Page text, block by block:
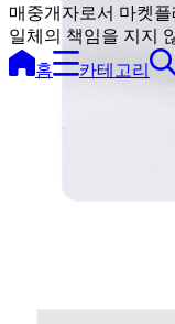
매중개자로서 마켓
일체의 책임을 지지
홈
카테고리